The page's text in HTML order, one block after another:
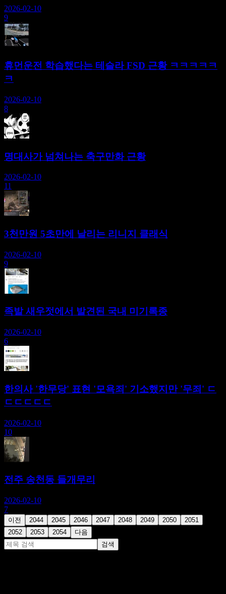
2026-02-10
9
휴먼운전 학습했다는 테슬라 FSD 근황 ㅋㅋㅋㅋㅋ
ㅋ
2026-02-10
8
명대사가 넘쳐나는 축구만화 근황
2026-02-10
11
3천만원 5초만에 날리는 리니지 클래식
2026-02-10
9
족발 새우젓에서 발견된 국내 미기록종
2026-02-10
6
한의사 '한무당' 표현 '모욕죄' 기소했지만 '무죄' ㄷ
ㄷㄷㄷㄷㄷ
2026-02-10
10
전주 송천동 들개무리
2026-02-10
7
이전 2044 2045 2046 2047 2048 2049 2050
2051
2052
2053 2054
다음
검색